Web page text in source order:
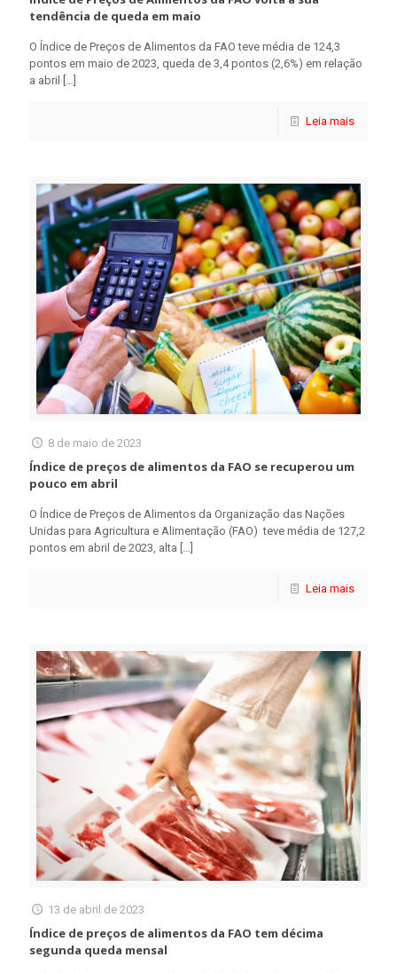
tendência de queda em maio
O Índice de Preços de Alimentos da FAO teve média de 124,3
pontos em maio de 2023, queda de 3,4 pontos (2,6%) em relação
a abril
[…]
Leia mais
8 de maio de 2023
Índice de preços de alimentos da FAO se recuperou um
pouco em abril
O Índice de Preços de Alimentos da Organização das Nações
Unidas para Agricultura e Alimentação (FAO) teve média de 127,2
pontos em abril de 2023, alta […]
Leia mais
13 de abril de 2023
Índice de preços de alimentos da FAO tem décima
segunda queda mensal